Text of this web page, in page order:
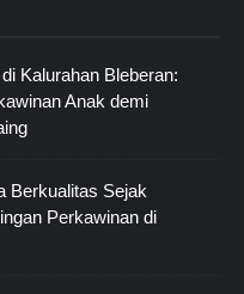
Kalurahan Bleberan:
Anak demi
Berkualitas Sejak
Perkawinan di